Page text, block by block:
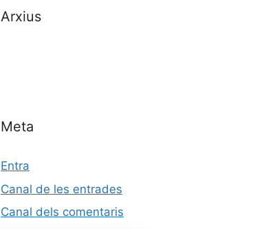
Arxius
Meta
Entra
Canal de les entrades
Canal dels comentaris